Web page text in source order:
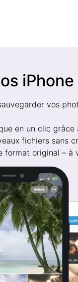
iPhone
vos
en un clic
fichiers sans
original – à